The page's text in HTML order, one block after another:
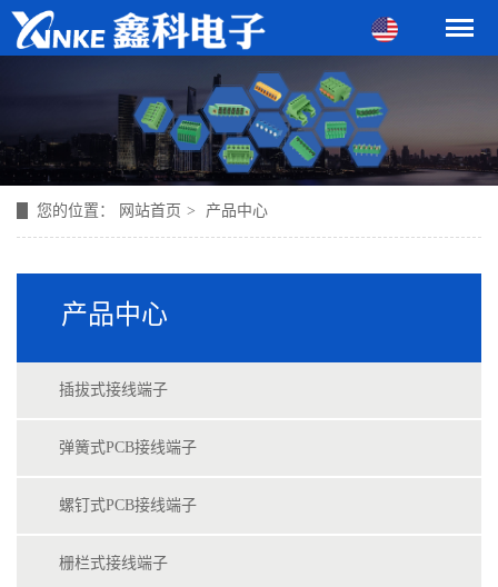
您的位置： 网站首页 > 产品中心
产品中心
插拔式接线端子
弹簧式PCB接线端子
螺钉式PCB接线端子
栅栏式接线端子